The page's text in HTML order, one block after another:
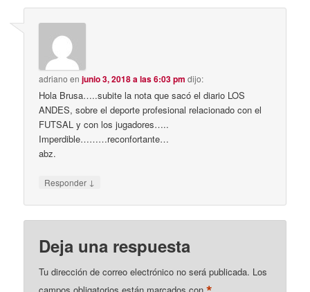
adriano enjunio 3, 2018 a las 6:03 pm dijo:
Hola Brusa…..subite la nota que sacó el diario LOS
ANDES, sobre el deporte profesional relacionado con el
FUTSAL y con los jugadores…..
Imperdible………reconfortante…
abz.
Responder ↓
Deja una respuesta
Tu dirección de correo electrónico no será publicada. Los